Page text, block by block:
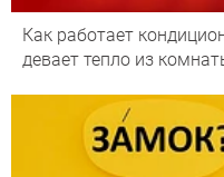
Как работает
девает тепло из